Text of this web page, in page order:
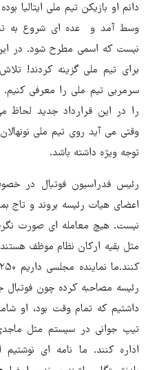
دانم او بازیکن تیم ملی
وسط آمد و عده ای شروع به
نیست که اسمی مطرح شود. در
برای تیم ملی گزینه کردند!
سرمربی تیم ملی را معرفی
را در این قرارداد جدید
وقتی می آید روی تیم ملی
توجه ویژه داشته باشد.
رئیس فدراسیون فوتبال در
اعضای هیات رئیسه بروند و
نیست. هیچ معامله ای صورت
مثل بقیه ارکان نظام موظف
رئیسه مصاحبه کرده چون
داشتیم که تمام وقت بود، او
تیپ جوانی در سیستم مثل
اداره کنند. ما نامه ای